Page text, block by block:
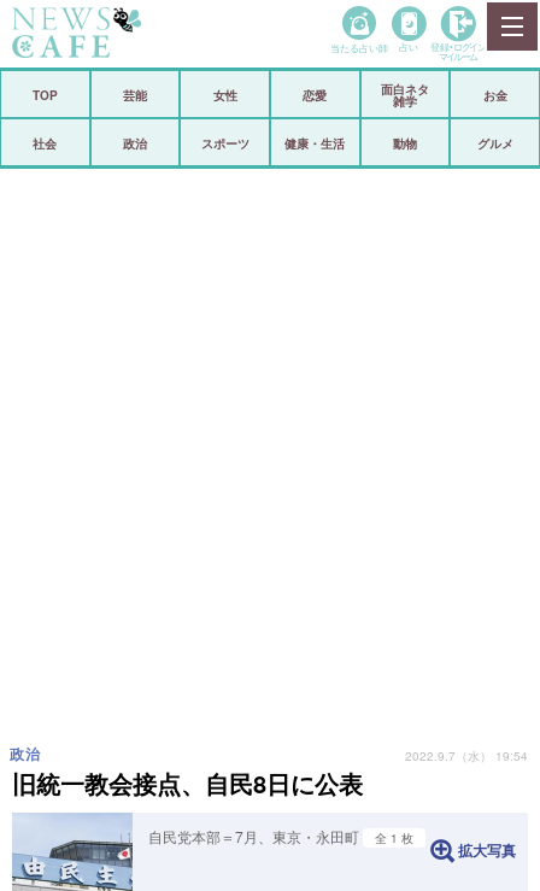
政治
当たる占い師 占い 登録• ログイン
マイルーム
TOP 芸能 女性 恋愛
面白ネタ
雑学
お金
社会 政治 スポーツ 健康・生活 動物 グルメ
旧統一教会接点、自民8日に公表
政治 2022.9.7（水） 19:54
自民党本部＝7月、東京・永田町 全 1 枚
拡大写真